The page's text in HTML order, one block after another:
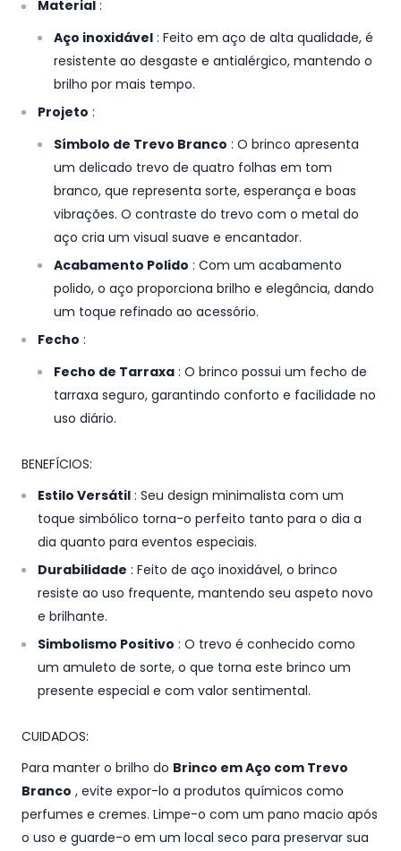
Material :
Aço inoxidável : Feito em aço de alta qualidade, é
resistente ao desgaste e antialérgico, mantendo o
brilho por mais tempo.
Projeto :
Símbolo de Trevo Branco : O brinco apresenta
um delicado trevo de quatro folhas em tom
branco, que representa sorte, esperança e boas
vibrações. O contraste do trevo com o metal do
aço cria um visual suave e encantador.
Acabamento Polido : Com um acabamento
polido, o aço proporciona brilho e elegância, dando
um toque refinado ao acessório.
Fecho :
Fecho de Tarraxa : O brinco possui um fecho de
tarraxa seguro, garantindo conforto e facilidade no
uso diário.
BENEFÍCIOS:
Estilo Versátil : Seu design minimalista com um
toque simbólico torna-o perfeito tanto para o dia a
dia quanto para eventos especiais.
Durabilidade : Feito de aço inoxidável, o brinco
resiste ao uso frequente, mantendo seu aspeto novo
e brilhante.
Simbolismo Positivo : O trevo é conhecido como
um amuleto de sorte, o que torna este brinco um
presente especial e com valor sentimental.
CUIDADOS:
Para manter o brilho do Brinco em Aço com Trevo
Branco , evite expor-lo a produtos químicos como
perfumes e cremes. Limpe-o com um pano macio após
o uso e guarde-o em um local seco para preservar sua